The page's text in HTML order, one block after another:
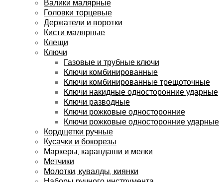
Валики малярные
Головки торцевые
Держатели и воротки
Кисти малярные
Клещи
Ключи
Газовые и трубные ключи
Ключи комбинированные
Ключи комбинированные трещоточные
Ключи накидные односторонние ударные
Ключи разводные
Ключи рожковые односторонние
Ключи рожковые односторонние ударные
Кордщетки ручные
Кусачки и бокорезы
Маркеры, карандаши и мелки
Метчики
Молотки, кувалды, киянки